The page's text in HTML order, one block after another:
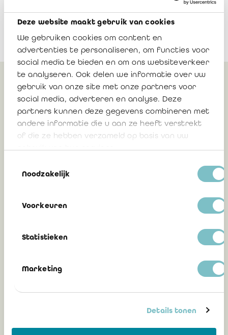
Deze website maakt gebruik van cookies
We gebruiken cookies om content en
advertenties te personaliseren, om functies voor
social media te bieden en om ons websiteverkeer
te analyseren. Ook delen we informatie over uw
gebruik van onze site met onze partners voor
social media, adverteren en analyse. Deze
partners kunnen deze gegevens combineren met
andere informatie die u aan ze heeft verstrekt
of die ze hebben verzameld op basis van uw
Noodzakelijk
Voorkeuren
Statistieken
Marketing
Details tonen
Peut également vous
intéresser
ONG adaptation de l’arrêté royal du 11
Fernand Maillard, réviseur d’entreprises
ONG : Le délai d’introduction des
rapports ISRS 4400 est postposé au 30
23 juin 2023